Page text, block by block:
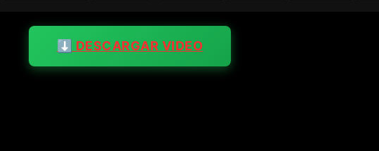
⬇️ DESCARGAR VIDEO